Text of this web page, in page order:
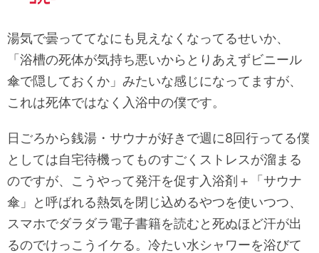
湯気で曇っててなにも見えなくなってるせいか、
「浴槽の死体が気持ち悪いからとりあえずビニール
傘で隠しておくか」みたいな感じになってますが、
これは死体ではなく入浴中の僕です。
日ごろから銭湯・サウナが好きで週に8回行ってる僕
としては自宅待機ってものすごくストレスが溜まる
のですが、こうやって発汗を促す入浴剤＋「サウナ
傘」と呼ばれる熱気を閉じ込めるやつを使いつつ、
スマホでダラダラ電子書籍を読むと死ぬほど汗が出
るのでけっこうイケる。冷たい水シャワーを浴びて